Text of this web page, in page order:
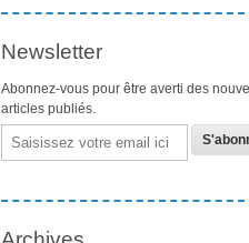
Newsletter
Abonnez-vous pour être averti des
articles publiés.
Email